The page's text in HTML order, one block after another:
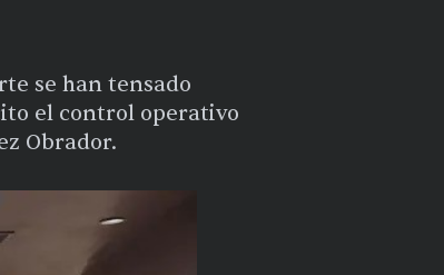
se han tensado
el control operativo
Obrador.